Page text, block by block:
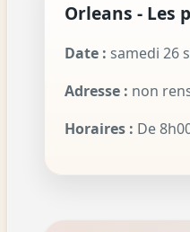
Orleans - Les
Date : samedi 26
Adresse : non
Horaires : De